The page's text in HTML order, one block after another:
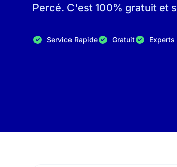
Percé. C'est 100% gratuit et
Service Rapide Gratuit